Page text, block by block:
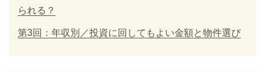
られる？
第3回：年収別／投資に回してもよい金額と物件選び